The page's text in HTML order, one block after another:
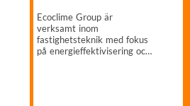
Ecoclime Group är
verksamt inom
fastighetsteknik med fokus
på energieffektivisering och